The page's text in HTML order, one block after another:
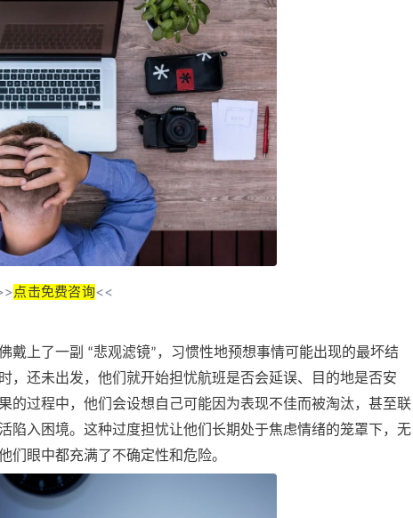
点击免费咨询<<
戴上了一副 “悲观滤镜”，习惯性地预想事情可能出现的最坏结
，还未出发，他们就开始担忧航班是否会延误、目的地是否安
的过程中，他们会设想自己可能因为表现不佳而被淘汰，甚至联
陷入困境。这种过度担忧让他们长期处于焦虑情绪的笼罩下，无
们眼中都充满了不确定性和危险。